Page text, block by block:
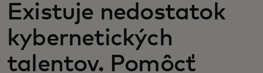
Existuje nedostatok
kybernetických
talentov. Pomôcť